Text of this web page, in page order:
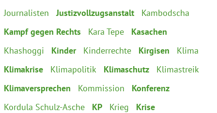
Journalisten
Justizvollzugsanstalt
Kambodscha
Kampf gegen Rechts
Kara Tepe
Kasachen
Khashoggi
Kinder Kinderrechte Kirgisen
Klima
Klimakrise
Klimapolitik Klimaschutz
Klimastreik
Klimaversprechen
Kommission
Konferenz
Kordula Schulz-Asche
KP Krieg
Krise